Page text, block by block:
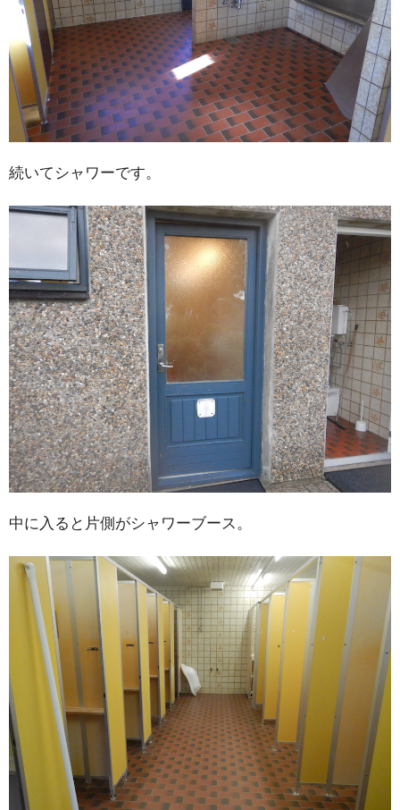
続いてシャワーです。
中に入ると片側がシャワーブース。